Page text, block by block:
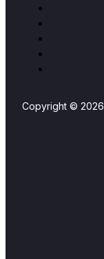
Copyright ©